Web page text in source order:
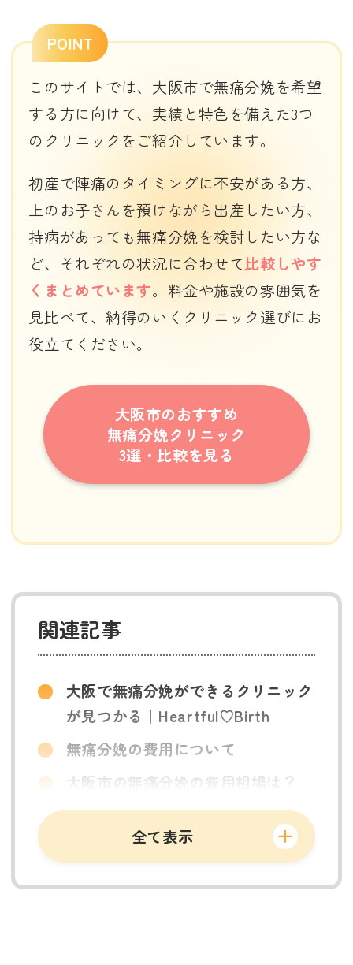
POINT
このサイトでは、大阪市で無痛分娩を希望
する方に向けて、実績と特色を備えた3つ
のクリニックをご紹介しています。
初産で陣痛のタイミングに不安がある方、
上のお子さんを預けながら出産したい方、
持病があっても無痛分娩を検討したい方な
ど、それぞれの状況に合わせて比較しやす
くまとめています。料金や施設の雰囲気を
見比べて、納得のいくクリニック選びにお
役立てください。
大阪市のおすすめ
無痛分娩クリニック
3選・比較を見る
関連記事
大阪で無痛分娩ができるクリニック
が見つかる｜Heartful♡Birth
無痛分娩の費用について
大阪市の無痛分娩の費用相場は？
大阪市の無痛分娩の助成金について
無痛分娩も出産育児一時金を受けら
全て表示